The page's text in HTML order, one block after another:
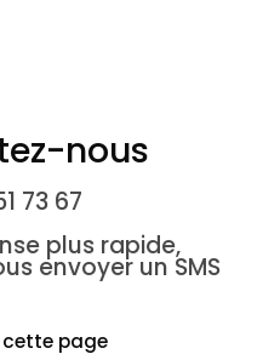
nous
73 67
plus rapide,
envoyer un SMS
page